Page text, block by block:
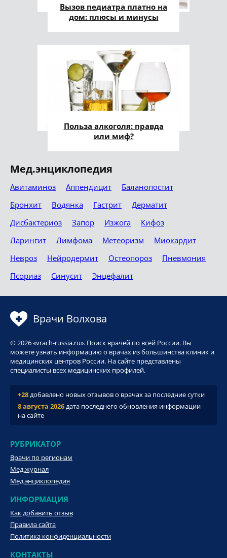
Вызов педиатра платно на
дом: плюсы и минусы
Польза алкоголя: правда
или миф?
Мед.энциклопедия
Авитаминоз Аппендицит
Баланопостит
Бронхит
Водянка Гастрит
Дерматит
Дисбактериоз
Запор Изжога
Кифоз
Ларингит
Лимфома Метеоризм
Миокардит
Невроз
Нейродермит Остеопороз
Пневмония
Псориаз
Синусит Энцефалит
Врачи Волхова
© 2026 «vrach-russia.ru». Поиск врачей по всей России. Вы
можете узнать информацию о врачах из большинства клиник и
медицинских центров России. На сайте представлены
специалисты всех медицинских профилей.
+28добавлено новых отзывов о врачах за последние сутки
8 августа 2026дата последнего обновления информации
на сайте
РУБРИКАТОР
Врачи по регионам
Мед.журнал
Мед.энциклопедия
ИНФОРМАЦИЯ
Как добавить отзыв
Правила сайта
Политика конфиденциальности
КОНТАКТЫ